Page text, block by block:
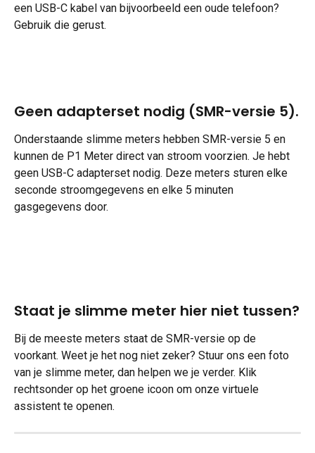
een USB-C kabel van bijvoorbeeld een oude telefoon?
Gebruik die gerust.
Geen adapterset nodig (SMR-versie 5).
Onderstaande slimme meters hebben SMR-versie 5 en
kunnen de P1 Meter direct van stroom voorzien. Je hebt
geen USB-C adapterset nodig. Deze meters sturen elke
seconde stroomgegevens en elke 5 minuten
gasgegevens door.
Staat je slimme meter hier niet tussen?
Bij de meeste meters staat de SMR-versie op de
voorkant. Weet je het nog niet zeker? Stuur ons een foto
van je slimme meter, dan helpen we je verder. Klik
rechtsonder op het groene icoon om onze virtuele
assistent te openen.